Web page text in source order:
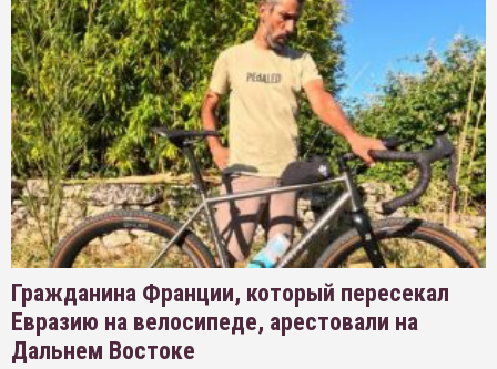
Гражданина Франции, который пересекал
Евразию на велосипеде, арестовали на
Дальнем Востоке